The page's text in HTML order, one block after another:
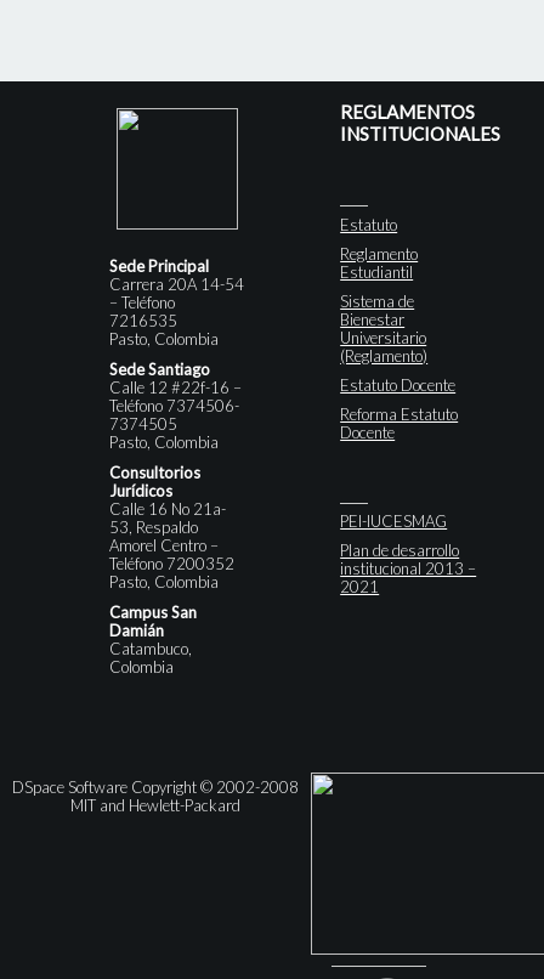
Sede Principal
Carrera 20A 14-54
– Teléfono
7216535
Pasto, Colombia
Sede Santiago
Calle 12 #22f-16 –
Teléfono 7374506-
7374505
Pasto, Colombia
Consultorios
Jurídicos
Calle 16 No 21a-
53, Respaldo
Amorel Centro –
Teléfono 7200352
Pasto, Colombia
Campus San
Damián
Catambuco,
Colombia
REGLAMENTOS
INSTITUCIONALES
Estatuto
Reglamento
Estudiantil
Sistema de
Bienestar
Universitario
(Reglamento)
Estatuto Docente
Reforma Estatuto
Docente
PEI-IUCESMAG
Plan de desarrollo
institucional 2013 –
2021
DSpace Software Copyright © 2002-2008
MIT and Hewlett-Packard